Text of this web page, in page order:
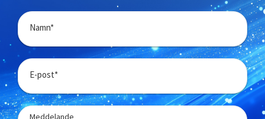
Namn*
E-post*
Meddelande